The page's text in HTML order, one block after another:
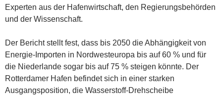
Experten aus der Hafenwirtschaft, den Regierungsbehörden
und der Wissenschaft.
Der Bericht stellt fest, dass bis 2050 die Abhängigkeit von
Energie-Importen in Nordwesteuropa bis auf 60 % und für
die Niederlande sogar bis auf 75 % steigen könnte. Der
Rotterdamer Hafen befindet sich in einer starken
Ausgangsposition, die Wasserstoff-Drehscheibe